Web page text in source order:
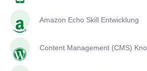
Amazon Echo Skill Entwicklung
Content Management (CMS)